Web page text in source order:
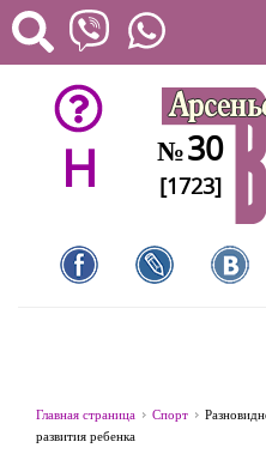
H №30
[1723]
Главная страница Спорт
развития ребенка